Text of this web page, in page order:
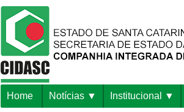
Home Notícias Institucional